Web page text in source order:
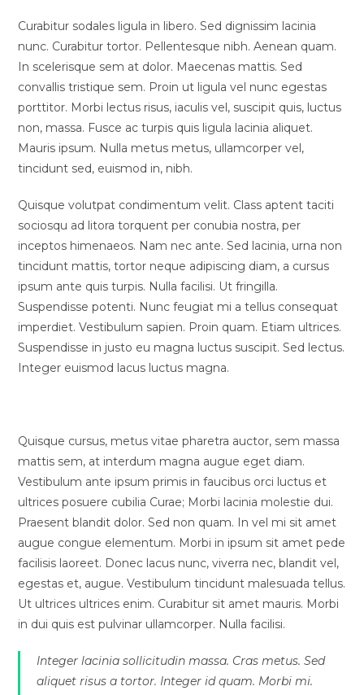
Curabitur sodales ligula in libero. Sed dignissim lacinia
nunc. Curabitur tortor. Pellentesque nibh. Aenean quam.
In scelerisque sem at dolor. Maecenas mattis. Sed
convallis tristique sem. Proin ut ligula vel nunc egestas
porttitor. Morbi lectus risus, iaculis vel, suscipit quis, luctus
non, massa. Fusce ac turpis quis ligula lacinia aliquet.
Mauris ipsum. Nulla metus metus, ullamcorper vel,
tincidunt sed, euismod in, nibh.
Quisque volutpat condimentum velit. Class aptent taciti
sociosqu ad litora torquent per conubia nostra, per
inceptos himenaeos. Nam nec ante. Sed lacinia, urna non
tincidunt mattis, tortor neque adipiscing diam, a cursus
ipsum ante quis turpis. Nulla facilisi. Ut fringilla.
Suspendisse potenti. Nunc feugiat mi a tellus consequat
imperdiet. Vestibulum sapien. Proin quam. Etiam ultrices.
Suspendisse in justo eu magna luctus suscipit. Sed lectus.
Integer euismod lacus luctus magna.
Quisque cursus, metus vitae pharetra auctor, sem massa
mattis sem, at interdum magna augue eget diam.
Vestibulum ante ipsum primis in faucibus orci luctus et
ultrices posuere cubilia Curae; Morbi lacinia molestie dui.
Praesent blandit dolor. Sed non quam. In vel mi sit amet
augue congue elementum. Morbi in ipsum sit amet pede
facilisis laoreet. Donec lacus nunc, viverra nec, blandit vel,
egestas et, augue. Vestibulum tincidunt malesuada tellus.
Ut ultrices ultrices enim. Curabitur sit amet mauris. Morbi
in dui quis est pulvinar ullamcorper. Nulla facilisi.
Integer lacinia sollicitudin massa. Cras metus. Sed
aliquet risus a tortor. Integer id quam. Morbi mi.